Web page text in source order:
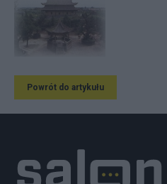
Powrót do artykułu